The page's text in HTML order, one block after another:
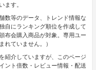
ます。
数等のデータ、トレンド情報な
自にランキング順位を作成して
布会購入商品が対象。専用ユー
れていません。）
紹介していますが、このページ
ント倍数・レビュー情報・配送